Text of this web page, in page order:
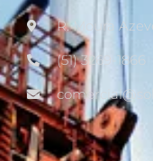
R. Moura
(51) 3269-1866